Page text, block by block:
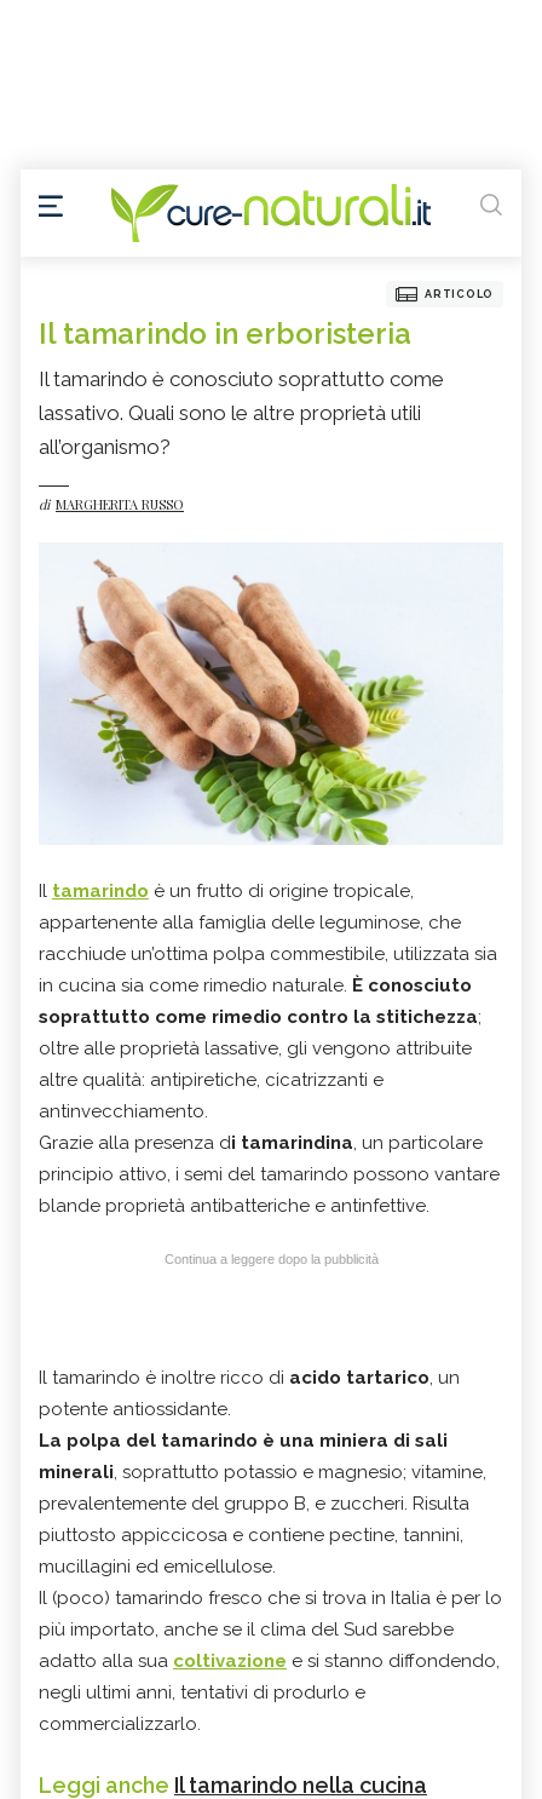
ARTICOLO
Il tamarindo in erboristeria
Il tamarindo è conosciuto soprattutto come
lassativo. Quali sono le altre proprietà utili
all’organismo?
di MARGHERITA RUSSO
Il tamarindo è un frutto di origine tropicale,
appartenente alla famiglia delle leguminose, che
racchiude un’ottima polpa commestibile, utilizzata sia
in cucina sia come rimedio naturale. È conosciuto
soprattutto come rimedio contro la stitichezza;
oltre alle proprietà lassative, gli vengono attribuite
altre qualità: antipiretiche, cicatrizzanti e
antinvecchiamento.
Grazie alla presenza di tamarindina, un particolare
principio attivo, i semi del tamarindo possono vantare
blande proprietà antibatteriche e antinfettive.
Continua a leggere dopo la pubblicità
Il tamarindo è inoltre ricco di acido tartarico, un
potente antiossidante.
La polpa del tamarindo è una miniera di sali
minerali, soprattutto potassio e magnesio; vitamine,
prevalentemente del gruppo B, e zuccheri. Risulta
piuttosto appiccicosa e contiene pectine, tannini,
mucillagini ed emicellulose.
Il (poco) tamarindo fresco che si trova in Italia è per lo
più importato, anche se il clima del Sud sarebbe
adatto alla sua coltivazione e si stanno diffondendo,
negli ultimi anni, tentativi di produrlo e
commercializzarlo.
Leggi anche Il tamarindo nella cucina